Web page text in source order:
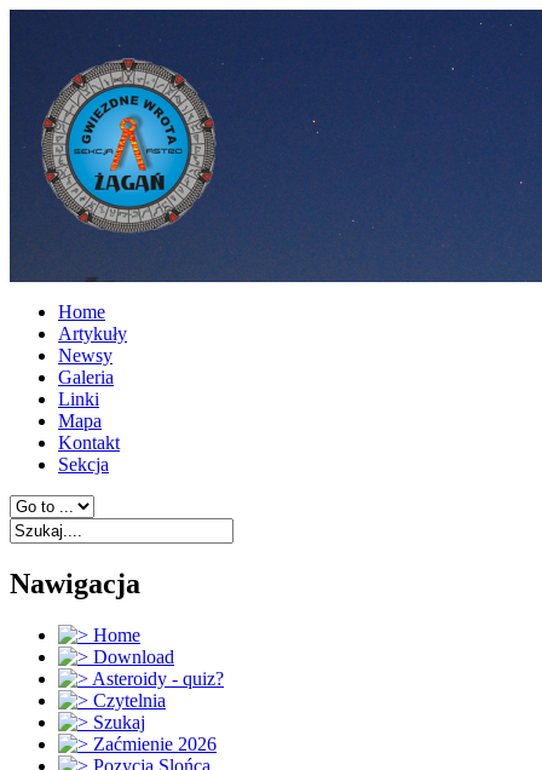
Home
Artykuły
Newsy
Galeria
Linki
Mapa
Kontakt
Sekcja
Nawigacja
Home
Download
Asteroidy - quiz?
Czytelnia
Szukaj
Zaćmienie 2026
Pozycja Slońca